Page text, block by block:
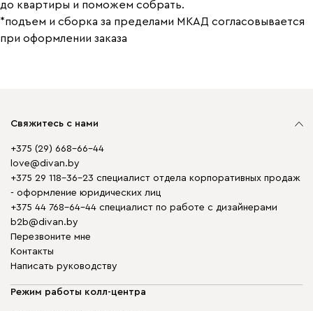
до квартиры и поможем собрать.
*подъем и сборка за пределами МКАД согласовывается
при оформлении заказа
Свяжитесь с нами
+375 (29) 668-66-44
love@divan.by
+375 29 118-36-23 специалист отдела корпоративных продаж
- оформление юридических лиц
+375 44 768-64-44 специалист по работе с дизайнерами
b2b@divan.by
Перезвоните мне
Контакты
Написать руководству
Режим работы колл-центра